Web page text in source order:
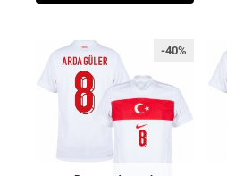
-40%